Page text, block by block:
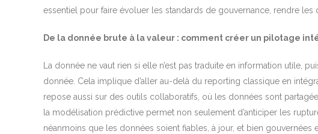
essentiel pour faire évoluer les standards de gouvernance, rendre
De la donnée brute à la valeur : comment créer un pilotage
La donnée ne vaut rien si elle n’est pas traduite en information utile,
donnée. Cela implique d’aller au-delà du reporting classique en
repose aussi sur des outils collaboratifs, où les données sont
la modélisation prédictive permet non seulement d’anticiper les
néanmoins que les données soient fiables, à jour, et bien gouvernées